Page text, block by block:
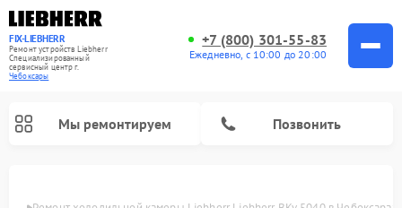
FIX-LIEBHERR
Ремонт устройств Liebherr
Специализированный
cервисный центр г.
Чебоксары
+7 (800) 301-55-83
Ежедневно, с 10:00 до 20:00
Мы ремонтируем Позвонить